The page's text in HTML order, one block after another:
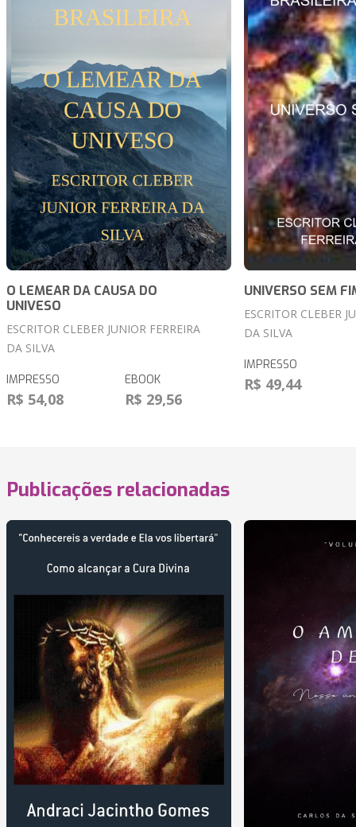
O LEMEAR DA CAUSA DO
UNIVESO
ESCRITOR CLEBER JUNIOR FERREIRA
DA SILVA
IMPRESSO
R$ 54,08
EBOOK
R$ 29,56
UNIVERSO SEM
ESCRITOR CLEBER
DA SILVA
IMPRESSO
R$ 49,44
Publicações relacionadas